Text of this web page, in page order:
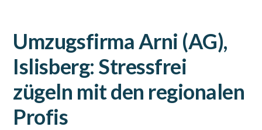
Umzugsfirma Arni (AG),
Islisberg: Stressfrei
zügeln mit den regionalen
Profis